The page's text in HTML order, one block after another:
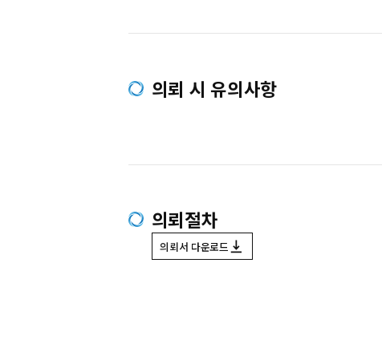
의뢰 시 유의사항
의뢰절차
의뢰서 다운로드